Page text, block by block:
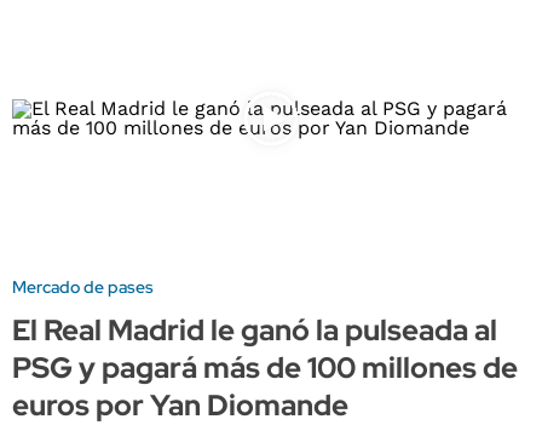
Mercado de pases
El Real Madrid le ganó la pulseada al
PSG y pagará más de 100 millones de
euros por Yan Diomande